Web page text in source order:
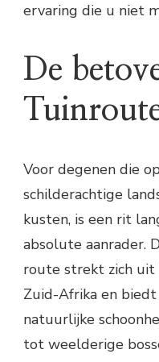
ervaring die u niet
De
Voor degenen die
schilderachtige
kusten, is een rit
absolute aanrader.
route strekt zich uit
Zuid-Afrika en
natuurlijke
tot weelderige